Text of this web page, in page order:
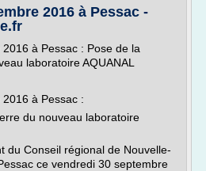
2016 à Pessac -
à Pessac : Pose de la
laboratoire AQUANAL
à Pessac :
du nouveau laboratoire
du Conseil régional de Nouvelle-
ce vendredi 30 septembre